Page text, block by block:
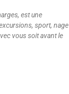
est une
sport, nage
vous soit avant le